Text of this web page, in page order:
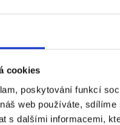
cookies
poskytování funkcí
web používáte,
s dalšími informacemi,
světlé výšky podkroví
systému